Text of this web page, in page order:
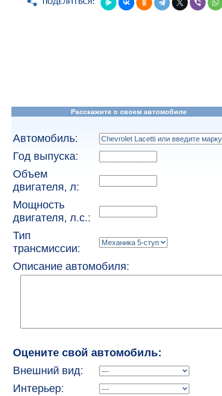
Расскажите о своем автомобиле
Автомобиль:
Год выпуска:
Объем
двигателя, л:
Мощность
двигателя, л.с.:
Тип
трансмиссии:
Описание автомобиля:
Оцените свой автомобиль:
Внешний вид:
Интерьер: